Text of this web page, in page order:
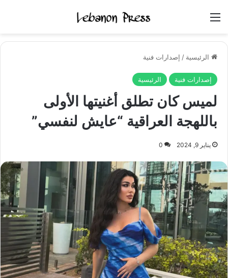
الرئيسية / إصدارات فنية
إصدارات فنية الرئيسية
لميس كان تطلق أغنيتها الأولى
باللهجة العراقية “عايش لنفسي”
يناير 9, 2024 0